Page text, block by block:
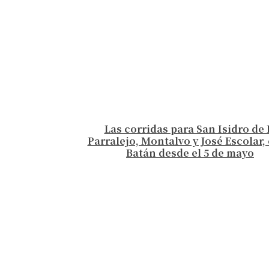
Las corridas para San Isidro de
Parralejo, Montalvo y José Escolar,
Batán desde el 5 de mayo